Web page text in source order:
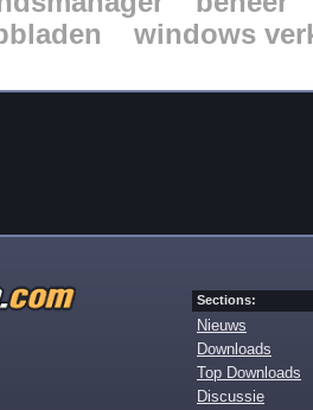
windows
Sections:
Nieuws
Downloads
Top Downloads
Discussie